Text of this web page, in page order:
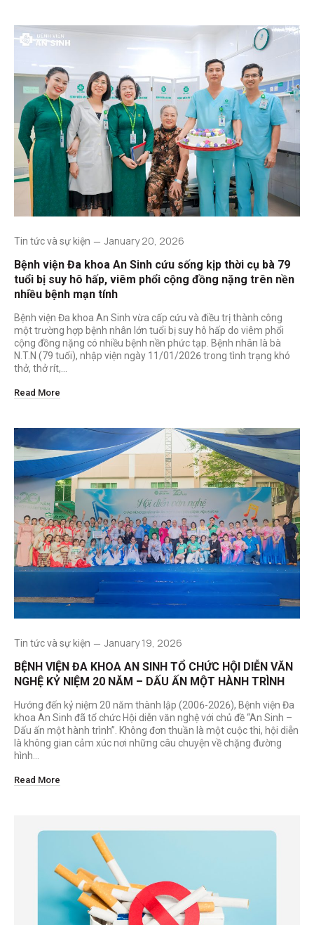
January 20, 2026
Tin tức và sự kiện
Bệnh viện Đa khoa An Sinh cứu sống kịp thời cụ bà 79
tuổi bị suy hô hấp, viêm phổi cộng đồng nặng trên nền
nhiều bệnh mạn tính
Bệnh viện Đa khoa An Sinh vừa cấp cứu và điều trị thành công
một trường hợp bệnh nhân lớn tuổi bị suy hô hấp do viêm phổi
cộng đồng nặng có nhiều bệnh nền phức tạp. Bệnh nhân là bà
N.T.N (79 tuổi), nhập viện ngày 11/01/2026 trong tình trạng khó
thở, thở rít,…
Read More
January 19, 2026
Tin tức và sự kiện
BỆNH VIỆN ĐA KHOA AN SINH TỔ CHỨC HỘI DIỄN VĂN
NGHỆ KỶ NIỆM 20 NĂM – DẤU ẤN MỘT HÀNH TRÌNH
Hướng đến kỷ niệm 20 năm thành lập (2006-2026), Bệnh viện Đa
khoa An Sinh đã tổ chức Hội diễn văn nghệ với chủ đề “An Sinh –
Dấu ấn một hành trình”. Không đơn thuần là một cuộc thi, hội diễn
là không gian cảm xúc nơi những câu chuyện về chặng đường
hình…
Read More